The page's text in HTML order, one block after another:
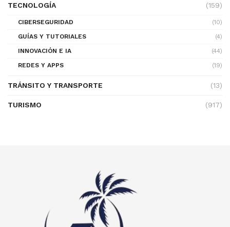
TECNOLOGÍA (159)
CIBERSEGURIDAD
(10)
GUÍAS Y TUTORIALES
(4)
INNOVACIÓN E IA
(44)
REDES Y APPS
(19)
TRÁNSITO Y TRANSPORTE (13)
TURISMO (917)